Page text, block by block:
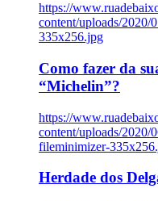
https://
content/uploads/2020/
335x256.jpg
Como fazer da
“Michelin”?
https://
content/uploads/2020/
fileminimizer-
Herdade dos